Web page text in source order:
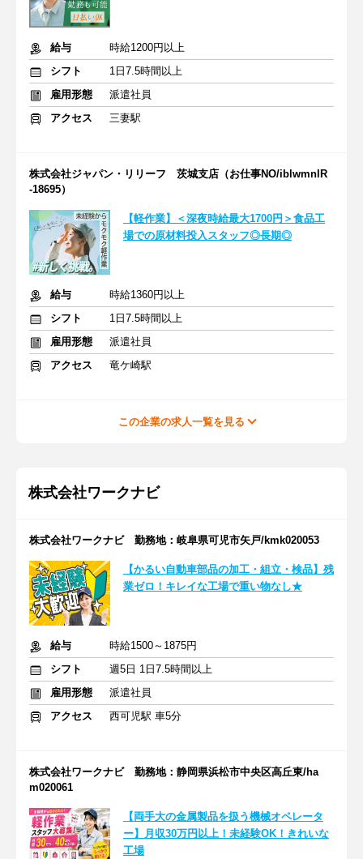
給与
時給1200円以上
シフト
1日7.5時間以上
雇用形態
派遣社員
アクセス
三妻駅
株式会社ジャパン・リリーフ 茨城支店（お仕事NO/iblwmnlR
-18695）
【軽作業】＜深夜時給最大1700円＞食品工
場での原材料投入スタッフ◎長期◎
給与
時給1360円以上
シフト
1日7.5時間以上
雇用形態
派遣社員
アクセス
竜ケ崎駅
この企業の求人一覧を見る
株式会社ワークナビ
株式会社ワークナビ 勤務地：岐阜県可児市矢戸/kmk020053
【かるい自動車部品の加工・組立・検品】残
業ゼロ！キレイな工場で重い物なし★
給与
時給1500～1875円
シフト
週5日 1日7.5時間以上
雇用形態
派遣社員
アクセス
西可児駅 車5分
株式会社ワークナビ 勤務地：静岡県浜松市中央区高丘東/ha
m020061
【両手大の金属製品を扱う機械オペレータ
ー】月収30万円以上！未経験OK！きれいな
工場